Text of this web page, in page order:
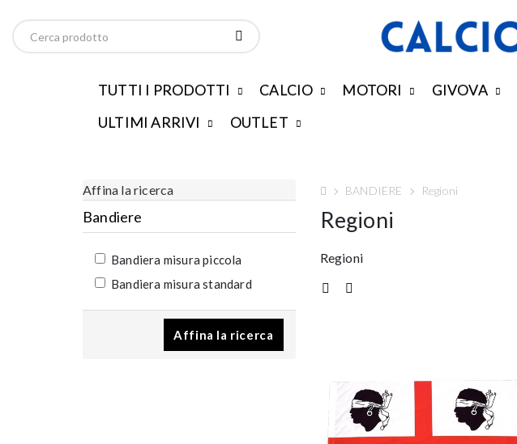
TUTTI I PRODOTTI CALCIO MOTORI GIVOVA
ULTIMI ARRIVI
OUTLET
Affina la ricerca
Bandiere
Bandiera misura piccola
Bandiera misura standard
Affina la ricerca
BANDIERE Regioni
Regioni
Regioni